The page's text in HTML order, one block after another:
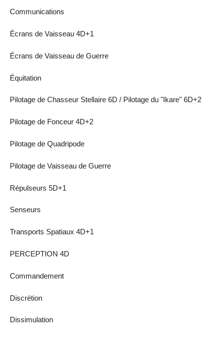
Communications
Écrans de Vaisseau 4D+1
Écrans de Vaisseau de Guerre
Équitation
Pilotage de Chasseur Stellaire 6D / Pilotage du "Ikare" 6D+2
Pilotage de Fonceur 4D+2
Pilotage de Quadripode
Pilotage de Vaisseau de Guerre
Répulseurs 5D+1
Senseurs
Transports Spatiaux 4D+1
PERCEPTION 4D
Commandement
Discrétion
Dissimulation